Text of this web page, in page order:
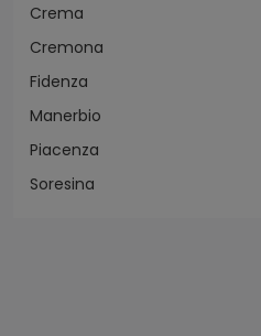
Crema
Cremona
Fidenza
Manerbio
Piacenza
Soresina